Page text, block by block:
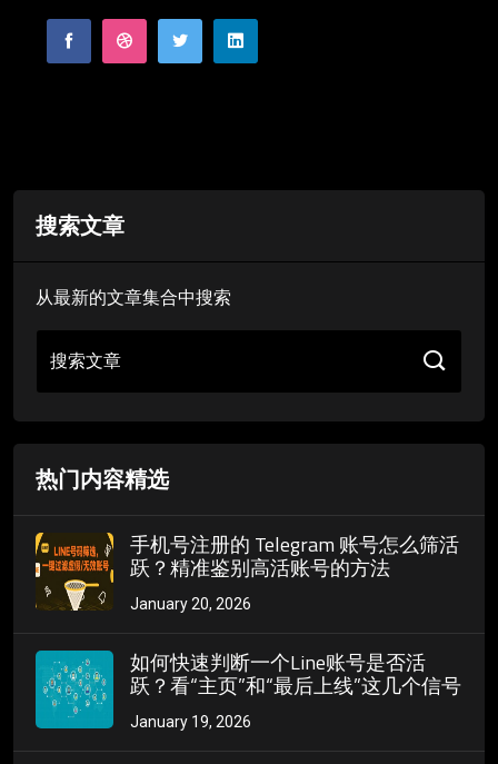
搜索文章
从最新的文章集合中搜索
搜索文章
热门内容精选
手机号注册的 Telegram 账号怎么筛活
跃？精准鉴别高活账号的方法
January 20, 2026
如何快速判断一个Line账号是否活
跃？看“主页”和“最后上线”这几个信号
January 19, 2026